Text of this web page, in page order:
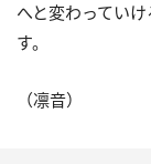
へと変わってい
す。
（凛音）